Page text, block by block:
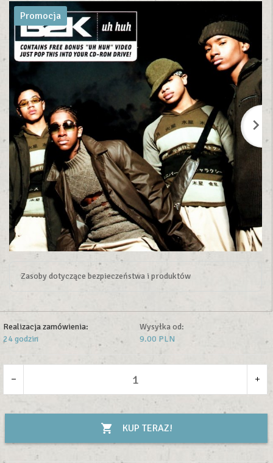
Promocja
Zasoby dotyczące bezpieczeństwa i produktów
Realizacja zamówienia:
24 godzin
Wysyłka od:
9.00 PLN
KUP TERAZ!